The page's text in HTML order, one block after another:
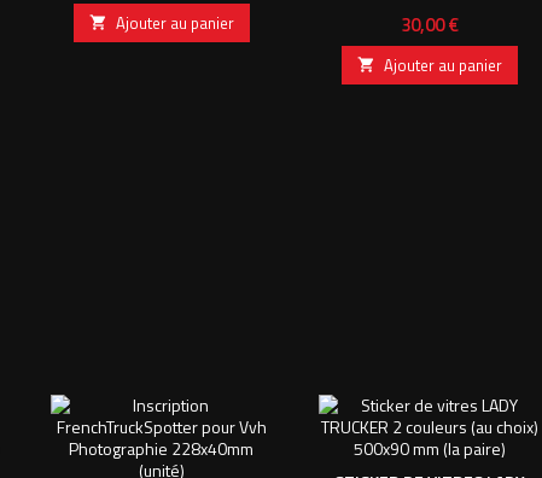
 Ajouter au panier Prix
30,00 €
 Ajouter au panier